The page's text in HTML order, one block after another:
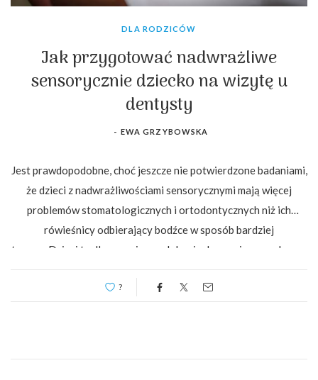
DLA RODZICÓW
Jak przygotować nadwrażliwe
sensorycznie dziecko na wizytę u
dentysty
- EWA GRZYBOWSKA
Jest prawdopodobne, choć jeszcze nie potwierdzone badaniami,
że dzieci z nadwrażliwościami sensorycznymi mają więcej
problemów stomatologicznych i ortodontycznych niż ich
rówieśnicy odbierający bodźce w sposób bardziej
typowy.Dzieci te długo mają upodobanie do ssania smoczka czy
karmienia butelką, gdyż czynności te…
?